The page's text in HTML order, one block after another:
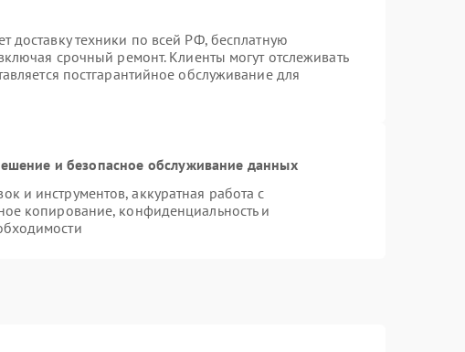
доставку техники по всей РФ, бесплатную
срочный ремонт. Клиенты могут отслеживать
постгарантийное обслуживание для
и безопасное обслуживание данных
и инструментов, аккуратная работа с
копирование, конфиденциальность и